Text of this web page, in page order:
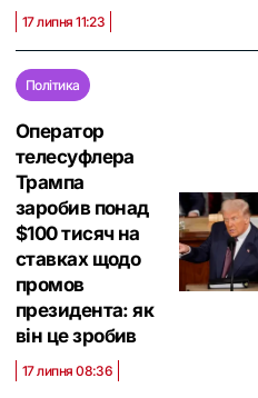
17 липня 11:23
Політика
Оператор
телесуфлера
Трампа
заробив понад
$100 тисяч на
ставках щодо
промов
президента: як
він це зробив
17 липня 08:36